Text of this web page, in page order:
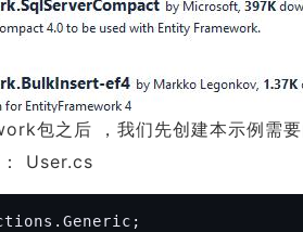
包之后 ，我们先创建本示例需
User.cs